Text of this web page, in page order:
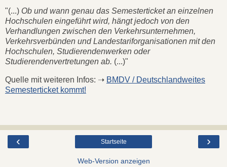
"(...) Ob und wann genau das Semesterticket an einzelnen
Hochschulen eingeführt wird, hängt jedoch von den
Verhandlungen zwischen den Verkehrsunternehmen,
Verkehrsverbünden und Landestariforganisationen mit den
Hochschulen, Studierendenwerken oder
Studierendenvertretungen ab. (...)"
Quelle mit weiteren Infos: ➝ BMDV / Deutschlandweites
Semesterticket kommt!
‹ ›
Startseite
Web-Version anzeigen